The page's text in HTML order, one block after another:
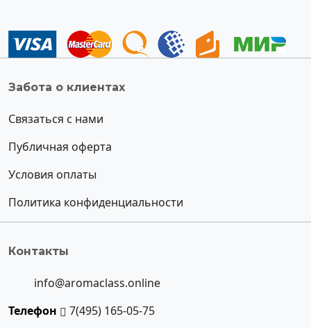
Забота о клиентах
Связаться с нами
Публичная оферта
Условия оплаты
Политика конфиденциальности
Контакты
info@aromaclass.online
Телефон
7(495) 165-05-75